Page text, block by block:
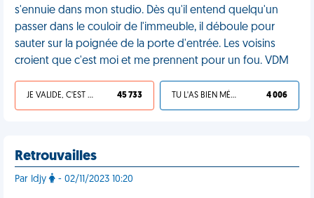
s'ennuie dans mon studio. Dès qu'il entend quelqu'un
passer dans le couloir de l'immeuble, il déboule pour
sauter sur la poignée de la porte d'entrée. Les voisins
croient que c'est moi et me prennent pour un fou. VDM
JE VALIDE, C'EST UNE VDM 45 733 TU L'AS BIEN MÉRITÉ 4 006
Retrouvailles
Par Idjy - 02/11/2023 10:20